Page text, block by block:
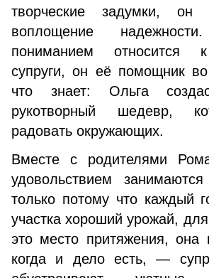
творческие задумки,
воплощение
пониманием относится
супруги, он её помощник
что знает: Ольга
рукотворный шедевр,
радовать окружающих.
Вместе с родителями
удовольствием
только потому что каждый
участка хороший урожай,
это место притяжения, она
когда и дело есть, —